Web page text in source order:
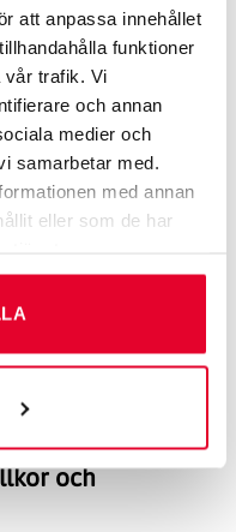
att anpassa innehållet
funktioner
vår trafik. Vi
och annan
medier och
samarbetar med.
med annan
eller som de har
med arbetsmiljö
friskvård och
även
arbetstid för att
och